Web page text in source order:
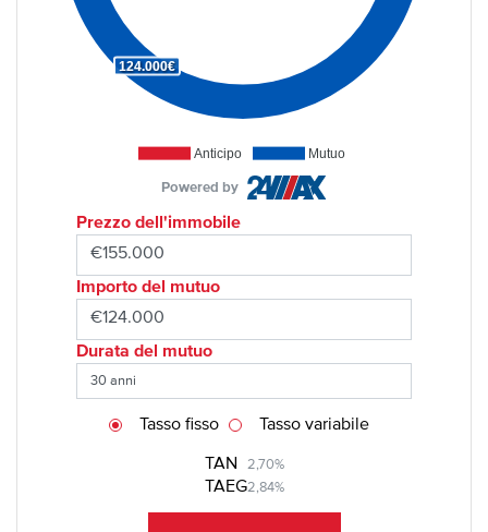
Anticipo Mutuo
124.000€
Powered by
Prezzo dell'immobile
Importo del mutuo
Durata del mutuo
TAN 2,70%
TAEG2,84%
Tasso fisso Tasso variabile